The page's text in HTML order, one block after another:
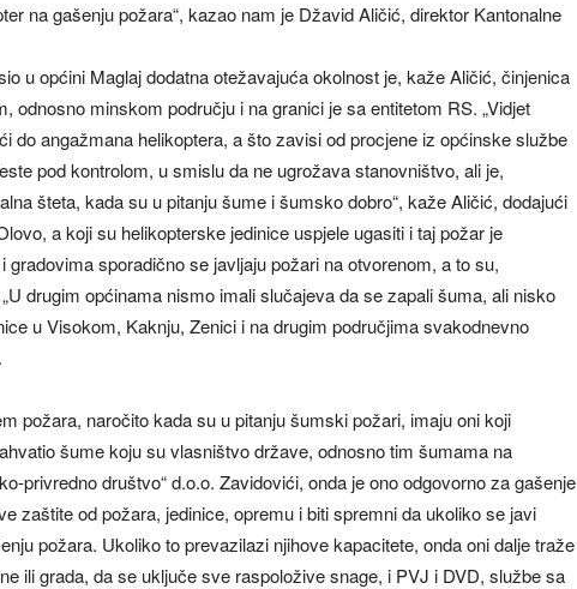
na gašenju požara“, kazao nam je Džavid Aličić, direktor Kantonalne
u općini Maglaj dodatna otežavajuća okolnost je, kaže Aličić, činjenica
odnosno minskom području i na granici je sa entitetom RS. „Vidjet
do angažmana helikoptera, a što zavisi od procjene iz općinske službe
pod kontrolom, u smislu da ne ugrožava stanovništvo, ali je,
šteta, kada su u pitanju šume i šumsko dobro“, kaže Aličić, dodajući
a koji su helikopterske jedinice uspjele ugasiti i taj požar je
gradovima sporadično se javljaju požari na otvorenom, a to su,
drugim općinama nismo imali slučajeva da se zapali šuma, ali nisko
u Visokom, Kaknju, Zenici i na drugim područjima svakodnevno
požara, naročito kada su u pitanju šumski požari, imaju oni koji
šume koju su vlasništvo države, odnosno tim šumama na
privredno društvo“ d.o.o. Zavidovići, onda je ono odgovorno za gašenje
zaštite od požara, jedinice, opremu i biti spremni da ukoliko se javi
požara. Ukoliko to prevazilazi njihove kapacitete, onda oni dalje traže
ili grada, da se uključe sve raspoložive snage, i PVJ i DVD, službe sa